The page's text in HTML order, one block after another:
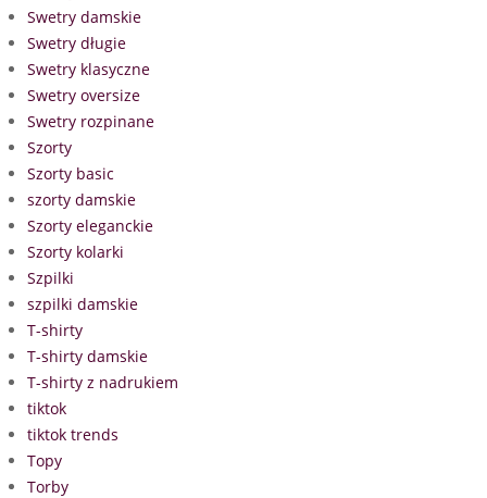
Swetry damskie
Swetry długie
Swetry klasyczne
Swetry oversize
Swetry rozpinane
Szorty
Szorty basic
szorty damskie
Szorty eleganckie
Szorty kolarki
Szpilki
szpilki damskie
T-shirty
T-shirty damskie
T-shirty z nadrukiem
tiktok
tiktok trends
Topy
Torby